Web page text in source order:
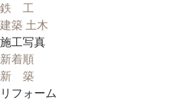
鉄 工
建築 土木
施工写真
新着順
新 築
リフォーム